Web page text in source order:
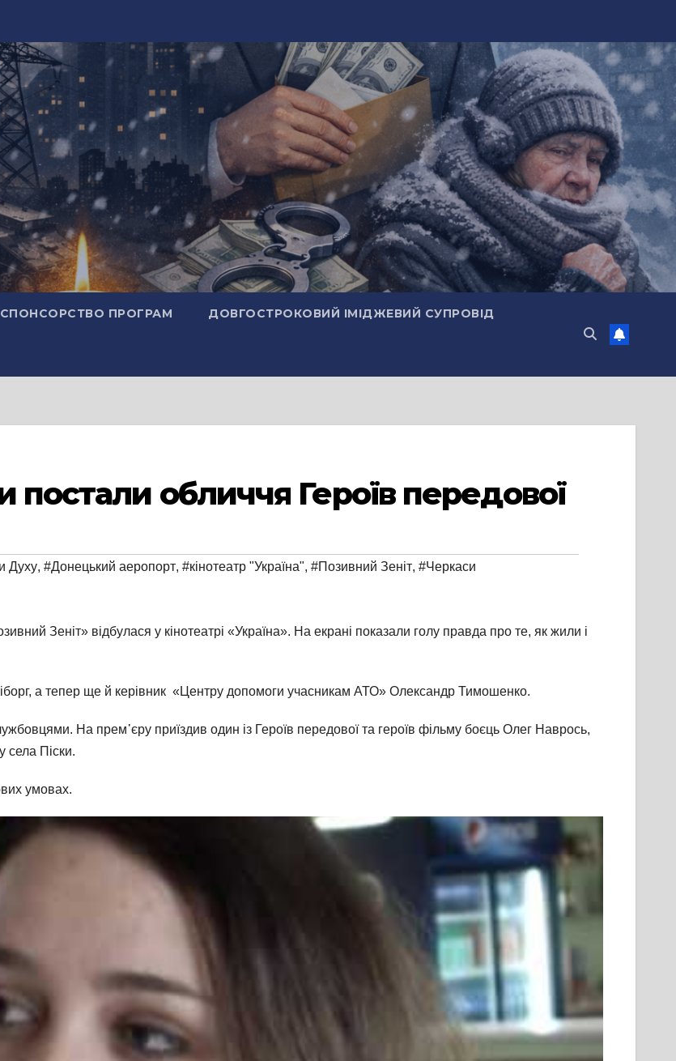
СПОНСОРСТВО ПРОГРАМ ДОВГОСТРОКОВИЙ ІМІДЖЕВИЙ СУПРОВІД
обличчя Героїв передової
Духу, #Донецький аеропорт, #кінотеатр "Україна", #Позивний Зеніт, #Черкаси
Зеніт» відбулася у кінотеатрі «Україна». На екрані показали голу правда про те, як жили і
а тепер ще й керівник «Центру допомоги учасникам АТО» Олександр Тимошенко.
На прем᾽єру приїздив один із Героїв передової та героїв фільму боєць Олег Наврось,
села Піски.
умовах.